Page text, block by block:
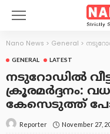
Nano News > General >
GENERAL LATEST
നടുറോഡിൽ
ക്രൂരമർദ്ദനം:
കേസെടുത്ത്
Reporter November 27,